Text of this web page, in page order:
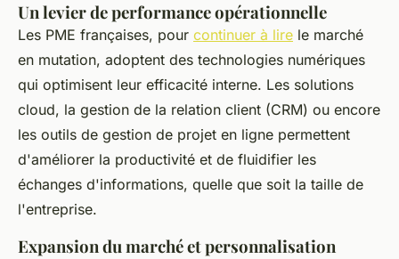
Un levier de performance opérationnelle
Les PME françaises, pour continuer à lire le marché
en mutation, adoptent des technologies numériques
qui optimisent leur efficacité interne. Les solutions
cloud, la gestion de la relation client (CRM) ou encore
les outils de gestion de projet en ligne permettent
d'améliorer la productivité et de fluidifier les
échanges d'informations, quelle que soit la taille de
l'entreprise.
Expansion du marché et personnalisation